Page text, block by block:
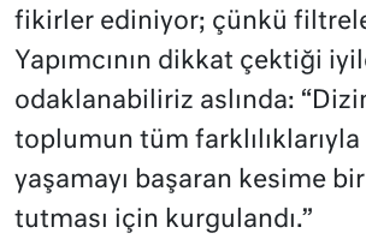
fikirler ediniyor; çünkü
Yapımcının dikkat çektiği
odaklanabiliriz aslında:
toplumun tüm
yaşamayı başaran kesime
tutması için kurgulandı.”